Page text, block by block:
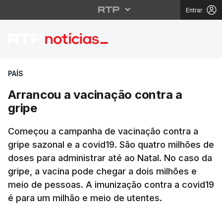
Entrar
Arrancou a vacinação
PAÍS
Arrancou a vacinação contra a
gripe
Começou a campanha de vacinação contra a
gripe sazonal e a covid19. São quatro milhões de
doses para administrar até ao Natal. No caso da
gripe, a vacina pode chegar a dois milhões e
meio de pessoas. A imunização contra a covid19
é para um milhão e meio de utentes.